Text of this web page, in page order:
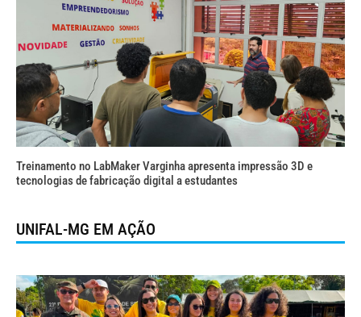
Treinamento no LabMaker Varginha apresenta impressão 3D e
tecnologias de fabricação digital a estudantes
UNIFAL-MG EM AÇÃO